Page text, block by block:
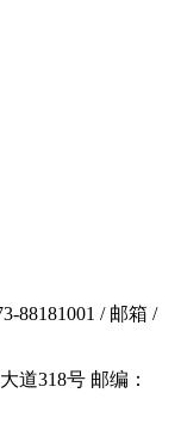
88181001 / 邮箱 /
道318号 邮编：